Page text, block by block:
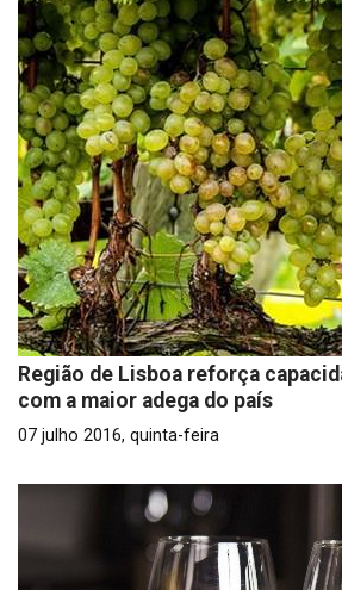
Região de Lisboa reforça
com a maior adega do país
07 julho 2016, quinta-feira